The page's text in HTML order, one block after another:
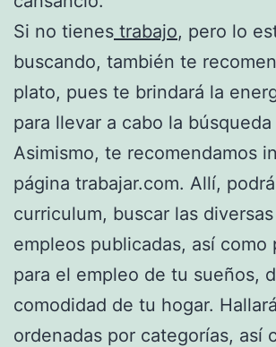
Si no tienes trabajo, pero lo
buscando, también te
plato, pues te brindará la
para llevar a cabo la
Asimismo, te recomendamos
página trabajar.com. Allí,
curriculum, buscar las
empleos publicadas, así como
para el empleo de tu sueños,
comodidad de tu hogar.
ordenadas por categorías, así